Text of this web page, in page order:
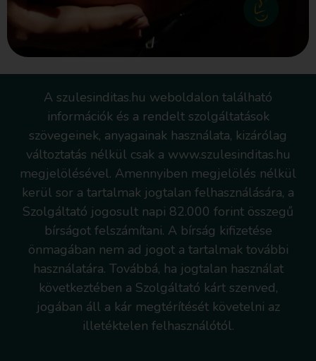
A szulesinditas.hu weboldalon található
információk és a rendelt szolgáltatások
szövegeinek, anyagainak használata, kizárólag
változtatás nélkül csak a www.szulesinditas.hu
megjelölésével. Amennyiben megjelölés nélkül
kerül sor a tartalmak jogtalan felhasználására, a
Szolgáltató jogosult napi 82.000 forint összegű
bírságot felszámítani. A bírság kifizetése
önmagában nem ad jogot a tartalmak további
használatára. Továbbá, ha jogtalan használat
következtében a Szolgáltató kárt szenved,
jogában áll a kár megtérítését követelni az
illetéktelen felhasználótól.